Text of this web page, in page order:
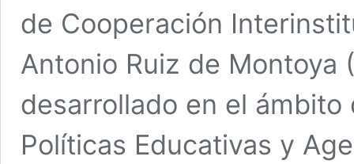
de Cooperación
Antonio Ruiz de Montoya
desarrollado en el ámbito
Políticas Educativas y